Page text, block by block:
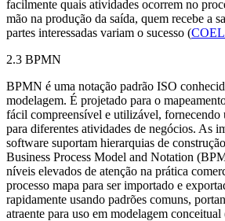
facilmente quais atividades ocorrem no
mão na produção da saída, quem recebe a
partes interessadas variam o sucesso (
2.3 BPMN
BPMN é uma notação padrão ISO
modelagem. É projetado para o
fácil compreensível e utilizável, fornecendo
para diferentes atividades de negócios. As
software suportam hierarquias de
Business Process Model and Notation
níveis elevados de atenção na prática
processo mapa para ser importado e
rapidamente usando padrões comuns,
atraente para uso em modelagem conceitual